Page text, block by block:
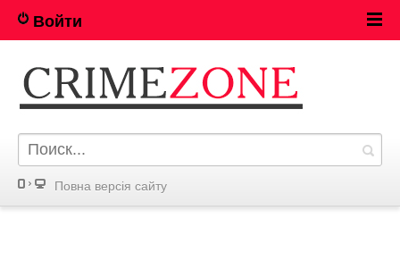
Войти
Повна версія сайту